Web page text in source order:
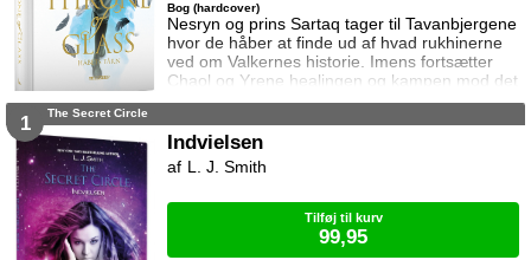
Nesryn og prins Sartaq tager til Tavanbjergene
hvor de håber at finde ud af hvad rukhinerne
ved om Valkernes historie. Imens fortsætter
Chaol og Yrene healingen og kampen mod det
mystiske mørke som lurer inden i ham. Men
deres venner derhjemme.
Bog (hardcover)
1 The Secret Circle
Indvielsen
L. J. Smith
Tilføj til kurv
99,95